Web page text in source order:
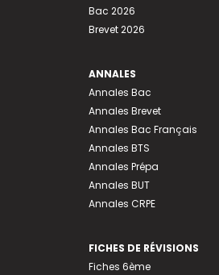
Bac 2026
Brevet 2026
ANNALES
Annales Bac
Annales Brevet
Annales Bac Français
Annales BTS
Annales Prépa
Annales BUT
Annales CRPE
FICHES DE RÉVISIONS
Fiches 6ème